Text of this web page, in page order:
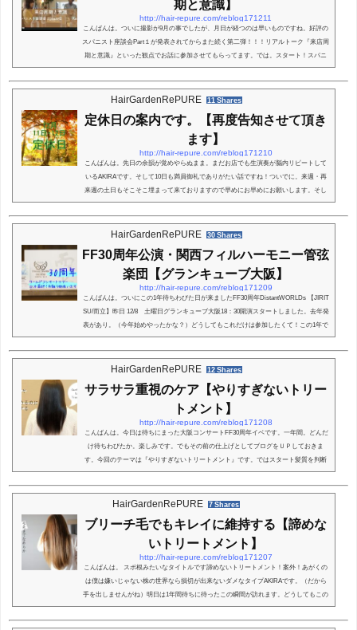
期と意識】
http://hair-repure.com/reblog171211
こんばんは。ついに撮影が9月の事でしたが、月日が経つのは早いものですね。好評の
スパニスト座談会Part１が発表されてからまた続く第二弾！！！リアルトーク『来店周
期と意識』といった観点でお話に参加させてもらってます。では。スタート！スパニ
スト座談会Part１まずは前回の復習！こちらかブログの下の方に貼り付けてあります。
スパニスト座談会part１RealTALK【世界観の作り方】をお送りしてます。世界観の作
り方は僕が一番重要視している部分でありこれからもは力を入れて行きます。そして
HairGardenRePURE 11 Shares
定休日の案内です。【再度告知させて頂き
ます】
http://hair-repure.com/reblog171210
こんばんは。先日の余韻が覚めやらぬまま。まだお店でも生演奏が脳内リピートして
いるAKIRAです。そして10日も満員御礼でありがたい話ですね！ついでに。来週・再
来週の土日もそこそこ埋まって来ておりますので早めにお早めにお願いします。そし
て。再告知させてもらいます。今月の定休日11日・月曜日12日・火曜日は連休です。
ちょっと講習で動く事があるのでおやすみさせてもらいます。12月はぶっ通しでやる
予定（月曜以外）でしたが、まぁそれはそれで良し！あともう一度年末年始の休暇も
HairGardenRePURE 30 Shares
FF30周年公演・関西フィルハーモニー管弦
楽団【グランキューブ大阪】
http://hair-repure.com/reblog171209
こんばんは。ついにこの1年待ちわびた日が来ましたFF30周年DistantWORLDs 【JIRIT
SU/而立】昨日 12/8 土曜日グランキューブ大阪18：30開演スタートしました。去年発
表があり。（今年始めやったかな？）どうしてもこれだけは参加したくて！この1年で
この日だけは早退させてもらおうと決めてました。ほとんど予約の調整なので！なん
とかスムーズにはいけましたが！ほんと良かったです♪本日東京公演1日目が終わっ
て。明日12/10が2日目のファイナル。なんか羨ましいなー。最後とかなんかありそ
HairGardenRePURE 12 Shares
サラサラ重視のケア【やりすぎないトリー
トメント】
http://hair-repure.com/reblog171208
こんばんは。今日は待ちにまった大阪コンサートFF30周年イベです。一年間。どんだ
け待ちわびたか。楽しみです。でもその前の仕上げとしてブログをＵＰしておきま
す。今回のテーマは『やりすぎないトリートメント』です。ではスタート髪質を判断
する！お客様の中では何と言いますか！頑張りすぎＮＧな方がおられますそれは髪質
的という事であり それを判断するのは美容師です。だから頑張る事がＮＧではないの
ですが傷みがあるからと言ってツヤが出たり・指通りがよくなるからといってトリー
HairGardenRePURE 7 Shares
ブリーチ毛でもキレイに維持する【諦めな
いトリートメント】
http://hair-repure.com/reblog171207
こんばんは。 スポ根みたいなタイトルです諦めないトリートメント！案外！あがくの
は僕は嫌いじゃない株の世界なら損切が出来ないダメなタイプAKIRAです。（だから
手を出しませんがね）明日は1年間待ちに待ったこの瞬間が訪れます。どうしてもこの
日だけは優先して行かせてもらう用事がありましたそう！大阪僕を呼んでます！きっ
と。っということで。明日12月8日・金曜日15時30分ラストオーダーになりますがもう